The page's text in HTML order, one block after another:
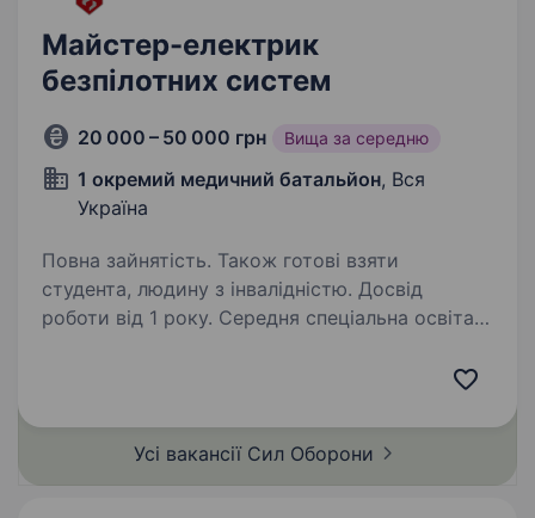
Майстер-електрик
безпілотних систем
20 000 – 50 000 грн Вища за середню
1 окремий медичний батальйон, Вся
Україна
Повна зайнятість. Також готові взяти
студента, людину з інвалідністю. Досвід
роботи від 1 року. Середня спеціальна освіта.
діагностувати проблеми й здійснювати ремонт
вміння працювати з комп’ютерними
додатками…
Усі вакансії Сил Оборони